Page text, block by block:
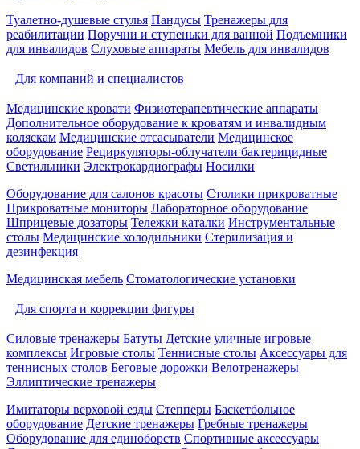
Туалетно-душевые стулья Пандусы Тренажеры для
реабилитации Поручни и ступеньки для ванной Подъемники
для инвалидов Слуховые аппараты Мебель для инвалидов
Для компаний и специалистов
Медицинские кровати Физиотерапевтические аппараты
Дополнительное оборудование к кроватям и инвалидным
коляскам Медицинские отсасыватели Медицинское
оборудование Рециркуляторы-облучатели бактерицидные
Светильники Электрокардиографы Носилки
Оборудование для салонов красоты Столики прикроватные
Прикроватные мониторы Лабораторное оборудование
Шприцевые дозаторы Тележки каталки Инструментальные
столы Медицинские холодильники Стерилизация и
дезинфекция
Медицинская мебель Стоматологические установки
Для спорта и коррекции фигуры
Силовые тренажеры Батуты Детские уличные игровые
комплексы Игровые столы Теннисные столы Аксессуары для
теннисных столов Беговые дорожки Велотренажеры
Эллиптические тренажеры
Имитаторы верховой езды Степперы Баскетбольное
оборудование Детские тренажеры Гребные тренажеры
Оборудование для единоборств Спортивные аксессуары